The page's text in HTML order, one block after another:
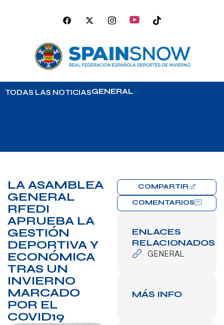
TODAS LAS NOTICIASGENERAL
LA ASAMBLEA
GENERAL
RFEDI
APRUEBA LA
GESTIÓN
DEPORTIVA Y
ECONÓMICA
TRAS UN
INVIERNO
MARCADO
POR EL
COVID19
COMPARTIR
COMENTARIOS
ENLACES
RELACIONADOS
GENERAL
MÁS INFO